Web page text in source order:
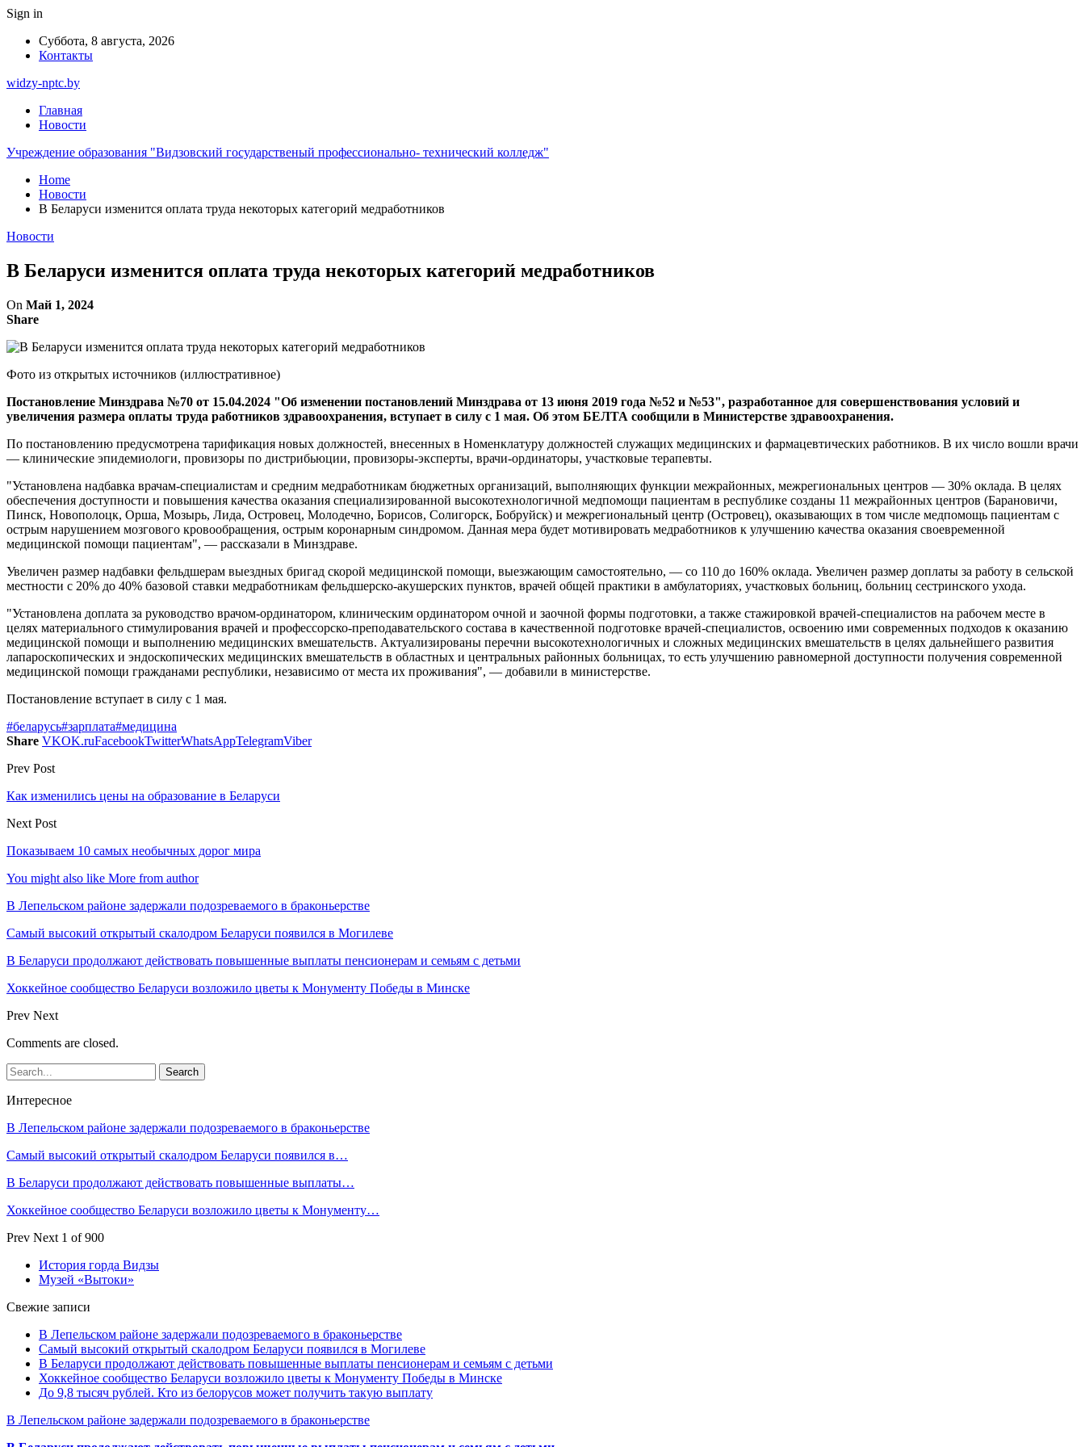
Sign in
Суббота, 8 августа, 2026
Контакты
widzy-nptc.by
Главная
Новости
Учреждение образования "Видзовский государственый профессионально- технический колледж"
Home
Новости
В Беларуси изменится оплата труда некоторых категорий медработников
Новости
В Беларуси изменится оплата труда некоторых категорий медработников
On Май 1, 2024
Share
Фото из открытых источников (иллюстративное)
Постановление Минздрава №70 от 15.04.2024 "Об изменении постановлений Минздрава от 13 июня 2019 года №52 и №53", разработанное для совершенствования условий и
увеличения размера оплаты труда работников здравоохранения, вступает в силу с 1 мая. Об этом БЕЛТА сообщили в Министерстве здравоохранения.
По постановлению предусмотрена тарификация новых должностей, внесенных в Номенклатуру должностей служащих медицинских и фармацевтических работников. В их число вошли врачи
— клинические эпидемиологи, провизоры по дистрибьюции, провизоры-эксперты, врачи-ординаторы, участковые терапевты.
"Установлена надбавка врачам-специалистам и средним медработникам бюджетных организаций, выполняющих функции межрайонных, межрегиональных центров — 30% оклада. В целях
обеспечения доступности и повышения качества оказания специализированной высокотехнологичной медпомощи пациентам в республике созданы 11 межрайонных центров (Барановичи,
Пинск, Новополоцк, Орша, Мозырь, Лида, Островец, Молодечно, Борисов, Солигорск, Бобруйск) и межрегиональный центр (Островец), оказывающих в том числе медпомощь пациентам с
острым нарушением мозгового кровообращения, острым коронарным синдромом. Данная мера будет мотивировать медработников к улучшению качества оказания своевременной
медицинской помощи пациентам", — рассказали в Минздраве.
Увеличен размер надбавки фельдшерам выездных бригад скорой медицинской помощи, выезжающим самостоятельно, — со 110 до 160% оклада. Увеличен размер доплаты за работу в сельской
местности с 20% до 40% базовой ставки медработникам фельдшерско-акушерских пунктов, врачей общей практики в амбулаториях, участковых больниц, больниц сестринского ухода.
"Установлена доплата за руководство врачом-ординатором, клиническим ординатором очной и заочной формы подготовки, а также стажировкой врачей-специалистов на рабочем месте в
целях материального стимулирования врачей и профессорско-преподавательского состава в качественной подготовке врачей-специалистов, освоению ими современных подходов к оказанию
медицинской помощи и выполнению медицинских вмешательств. Актуализированы перечни высокотехнологичных и сложных медицинских вмешательств в целях дальнейшего развития
лапароскопических и эндоскопических медицинских вмешательств в областных и центральных районных больницах, то есть улучшению равномерной доступности получения современной
медицинской помощи гражданами республики, независимо от места их проживания", — добавили в министерстве.
Постановление вступает в силу с 1 мая.
#беларусь#зарплата#медицина
Share VKOK.ruFacebookTwitterWhatsAppTelegramViber
Prev Post
Как изменились цены на образование в Беларуси
Next Post
Показываем 10 самых необычных дорог мира
You might also like More from author
В Лепельском районе задержали подозреваемого в браконьерстве
Самый высокий открытый скалодром Беларуси появился в Могилеве
В Беларуси продолжают действовать повышенные выплаты пенсионерам и семьям с детьми
Хоккейное сообщество Беларуси возложило цветы к Монументу Победы в Минске
Prev Next
Comments are closed.
Интересное
В Лепельском районе задержали подозреваемого в браконьерстве
Самый высокий открытый скалодром Беларуси появился в…
В Беларуси продолжают действовать повышенные выплаты…
Хоккейное сообщество Беларуси возложило цветы к Монументу…
Prev Next 1 of 900
История горда Видзы
Музей «Вытоки»
Свежие записи
В Лепельском районе задержали подозреваемого в браконьерстве
Самый высокий открытый скалодром Беларуси появился в Могилеве
В Беларуси продолжают действовать повышенные выплаты пенсионерам и семьям с детьми
Хоккейное сообщество Беларуси возложило цветы к Монументу Победы в Минске
До 9,8 тысяч рублей. Кто из белорусов может получить такую выплату
В Лепельском районе задержали подозреваемого в браконьерстве